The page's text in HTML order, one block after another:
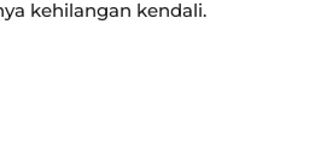
kehilangan kendali.